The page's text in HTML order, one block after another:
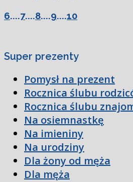
6....7....8....9....10
Super prezenty
Pomysł na prezent
Rocznica ślubu
Rocznica ślubu
Na osiemnastkę
Na imieniny
Na urodziny
Dla żony od męża
Dla męża